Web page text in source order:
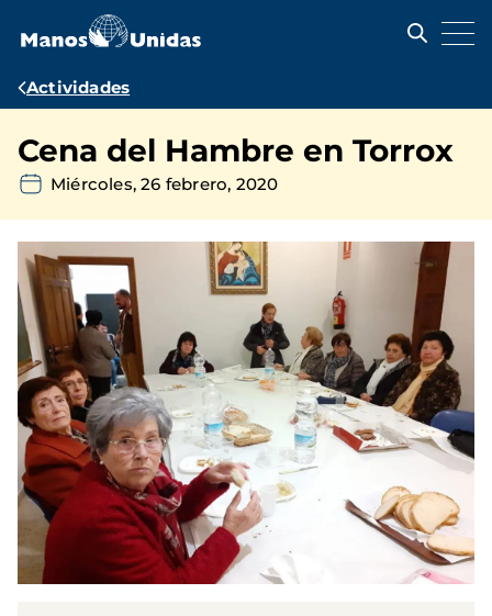
contenido
Ruta
navegación
Actividades
Cena del Hambre en Torrox
Miércoles, 26 febrero, 2020